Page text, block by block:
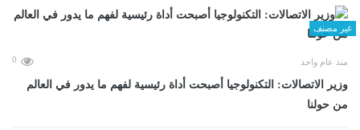
غير مصنف
منذ عام واحد 0
وزير الاتصالات: التكنولوجيا أصبحت أداة رئيسية لفهم ما يدور في العالم
من حولنا